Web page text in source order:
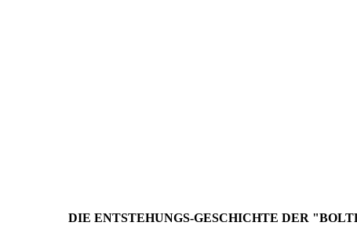
DIE ENTSTEHUNGS-GESCHICHTE DER